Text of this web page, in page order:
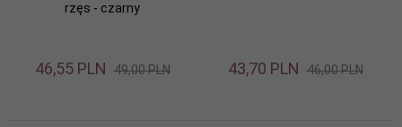
rzęs - czarny
46,55 PLN 49,00 PLN 43,70 PLN 46,00 PLN